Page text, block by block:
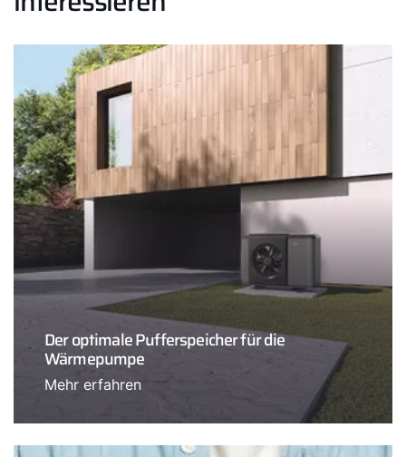
Der optimale Pufferspeicher für die
Wärmepumpe
Mehr erfahren